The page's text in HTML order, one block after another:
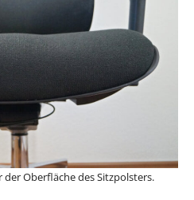
Oberfläche des Sitzpolsters.